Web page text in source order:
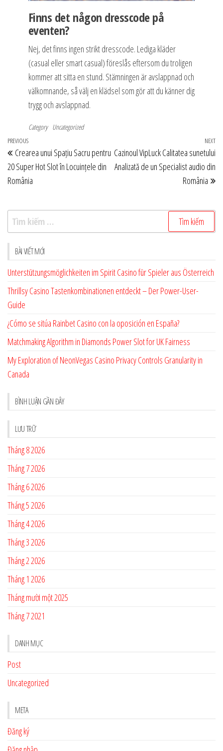
Finns det någon dresscode på
eventen?
Nej, det finns ingen strikt dresscode. Lediga kläder
(casual eller smart casual) föreslås eftersom du troligen
kommer att sitta en stund. Stämningen är avslappnad och
välkomnande, så välj en klädsel som gör att du känner dig
trygg och avslappnad.
Category Uncategorized
Điều
hướng
bài
Previous
Post
PREVIOUS
Crearea unui Spațiu Sacru pentru
20 Super Hot Slot în Locuințele din
România
NEXT
Cazinoul VipLuck Calitatea sunetului
Analizată de un Specialist audio din
România
Tìm
kiếm
cho:
BÀI VIẾT MỚI
Unterstützungsmöglichkeiten im Spirit Casino für Spieler aus Österreich
Thrillsy Casino Tastenkombinationen entdeckt – Der Power-User-
Guide
¿Cómo se sitúa Rainbet Casino con la oposición en España?
Matchmaking Algorithm in Diamonds Power Slot for UK Fairness
My Exploration of NeonVegas Casino Privacy Controls Granularity in
Canada
BÌNH LUẬN GẦN ĐÂY
LƯU TRỮ
Tháng 8 2026
Tháng 7 2026
Tháng 6 2026
Tháng 5 2026
Tháng 4 2026
Tháng 3 2026
Tháng 2 2026
Tháng 1 2026
Tháng mười một 2025
Tháng 7 2021
DANH MỤC
Post
Uncategorized
META
Đăng ký